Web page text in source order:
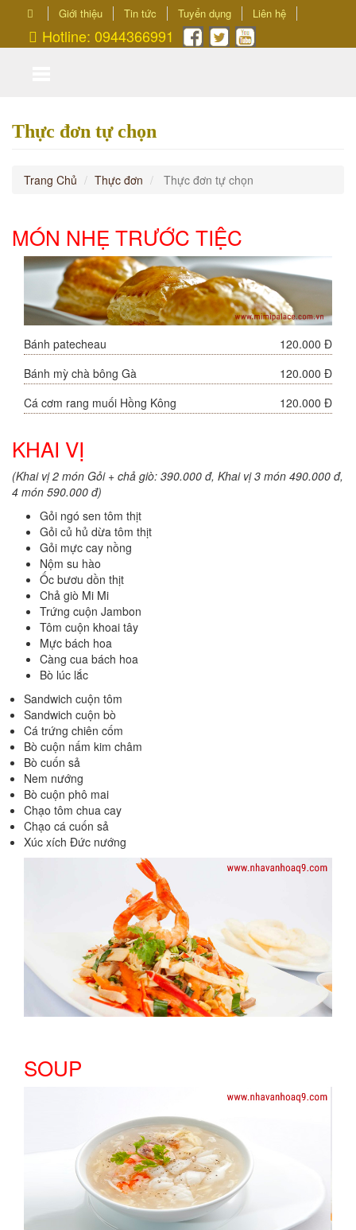
Giới thiệu Tin tức Tuyển dụng Liên hệ
Hotline: 0944366991
Thực đơn tự chọn
Trang Chủ Thực đơn Thực đơn tự chọn
MÓN NHẸ TRƯỚC TIỆC
Bánh patecheau
120.000 Đ
Bánh mỳ chà bông Gà
120.000 Đ
Cá cơm rang muối Hồng Kông
120.000 Đ
KHAI VỊ
(Khai vị 2 món Gỏi + chả giò: 390.000 đ, Khai vị 3 món 490.000 đ,
4 món 590.000 đ)
Gỏi ngó sen tôm thịt
Gỏi củ hủ dừa tôm thịt
Gỏi mực cay nồng
Nộm su hào
Ốc bươu dồn thịt
Chả giò Mi Mi
Trứng cuộn Jambon
Tôm cuộn khoai tây
Mực bách hoa
Càng cua bách hoa
Bò lúc lắc
Sandwich cuộn tôm
Sandwich cuộn bò
Cá trứng chiên cốm
Bò cuộn nấm kim châm
Bò cuốn sả
Nem nướng
Bò cuộn phô mai
Chạo tôm chua cay
Chạo cá cuốn sả
Xúc xích Đức nướng
SOUP